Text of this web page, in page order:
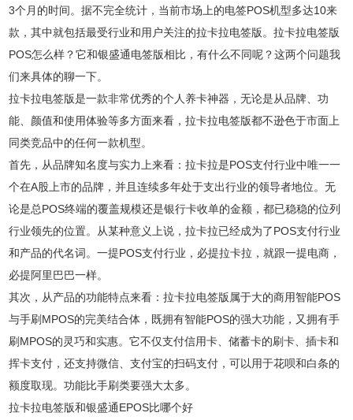
3个月的时间。据不完全统计，当前市场上的电签POS机型多达10来
款，其中就包括最受行业和用户关注的拉卡拉电签版。拉卡拉电签版
POS怎么样？它和银盛通电签版相比，有什么不同呢？这两个问题我
们来具体的聊一下。
拉卡拉电签版是一款非常优秀的个人养卡神器，无论是从品牌、功
能、颜值和使用体验等多方面来看，拉卡拉电签版都不逊色于市面上
同类竞品中的任何一款机型。
首先，从品牌知名度与实力上来看：拉卡拉是POS支付行业中唯一一
个在A股上市的品牌，并且连续多年处于支出行业的领导者地位。无
论是总POS终端的覆盖规模还是银行卡收单的金额，都已稳稳的位列
行业领先的位置。从某种意义上说，拉卡拉已经成为了POS支付行业
和产品的代名词。一提POS支付行业，必提拉卡拉，就跟一提电商，
必提阿里巴巴一样。
其次，从产品的功能特点来看：拉卡拉电签版属于大的商用智能POS
与手刷MPOS的完美结合体，既拥有智能POS的强大功能，又拥有手
刷MPOS的灵巧和实惠。它不仅支付信用卡、储蓄卡的刷卡、插卡和
挥卡支付，还支持微信、支付宝的扫码支付，可以用于花呗和白条的
额度取现。功能比手刷类要强大太多。
拉卡拉电签版和银盛通EPOS比哪个好